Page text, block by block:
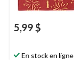
5,99 $
En stock en ligne